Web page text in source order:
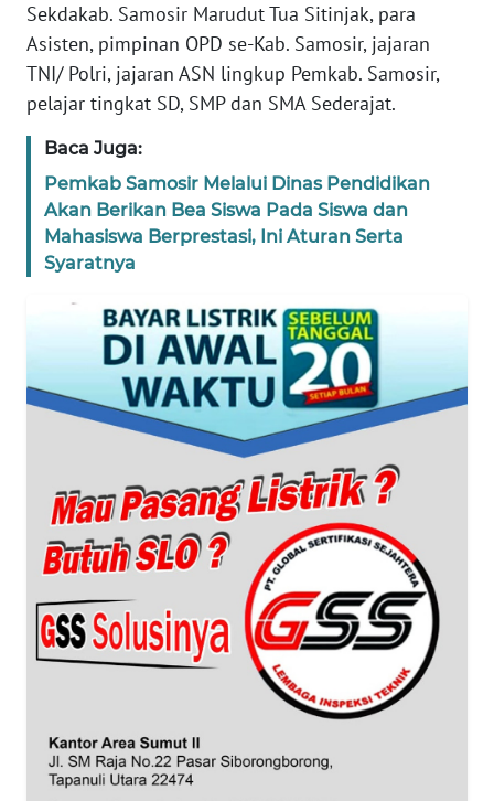
Sekdakab. Samosir Marudut Tua Sitinjak, para
Asisten, pimpinan OPD se-Kab. Samosir, jajaran
TNI/ Polri, jajaran ASN lingkup Pemkab. Samosir,
pelajar tingkat SD, SMP dan SMA Sederajat.
Baca Juga:
Pemkab Samosir Melalui Dinas Pendidikan
Akan Berikan Bea Siswa Pada Siswa dan
Mahasiswa Berprestasi, Ini Aturan Serta
Syaratnya
WN
NTT
WN
KEPRI
WN
PAPUA
WN
PAPUA
RIAU
SERAMBI
WN
JAMBI
WN
SULTRA
WN